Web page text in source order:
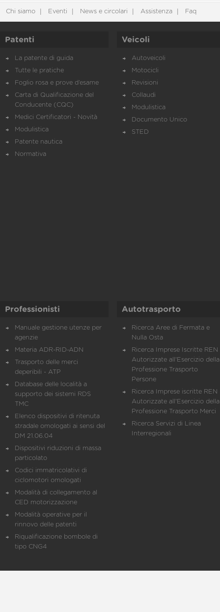
Chi siamo Eventi News e circolari Assistenza Faq
Patenti
La patente di guida
Tutte le pratiche
Foglio rosa e prove d’esame
Carta di Qualificazione del
Conducente (CQC)
Medici Certificatori - Novità
Modulistica
Patente nautica
Normativa
Veicoli
Autoveicoli
Motocicli
Revisioni
Collaudi
Modulistica
Documento Unico
STED
Professionisti
Manuale gestione utenze per
agenzie
Materia ADR-RID-ADN
Trasporto delle merci
deperibili - ATP
Database delle località a
supporto dei sistemi RDS
TMC
Elenco dispositivi di ritenuta
stradale omologati ai sensi del
DM 21.06.04
Dispositivi riduzioni di massa
particolato
Codici immatricolativi di
ciclomotori omologati
Modalità di collegamento al
CED motorizzazione
Modalità operative per il
rinnovo delle patenti
Riqualificazione bombole di
tipo CNG4
Autotrasporto
Ricerca Aree di Fermata e
Nulla Osta
Ricerca Imprese Iscritte REN
Autorizzate all'Esercizio della
Professione Trasporto
Persone
Ricerca Imprese iscritte REN
Autorizzate all'Esercizio della
Professione Trasporto Merci
Ricerca Servizi di Linea
Interregionali